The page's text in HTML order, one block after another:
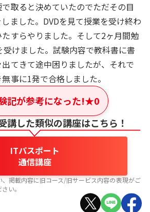
取ると決めていたのでただその目
ました。DVDを見て授業を受け終わ
すらやりました。そして2ヶ月間勉
けました。試験内容で教科書に書
てきて途中困りましたが、それで
事に1発で合格しました。
記が参考になった!★0
講した類似の講座はこちら！
ITパスポート
通信講座
掲載内容に旧コース/旧サービス内容の表現がご
い。